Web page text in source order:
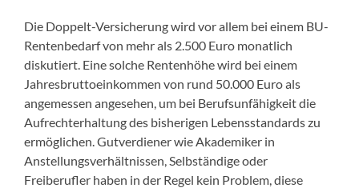
Die Doppelt-Versicherung wird vor allem bei einem BU-
Rentenbedarf von mehr als 2.500 Euro monatlich
diskutiert. Eine solche Rentenhöhe wird bei einem
Jahresbruttoeinkommen von rund 50.000 Euro als
angemessen angesehen, um bei Berufsunfähigkeit die
Aufrechterhaltung des bisherigen Lebensstandards zu
ermöglichen. Gutverdiener wie Akademiker in
Anstellungsverhältnissen, Selbständige oder
Freiberufler haben in der Regel kein Problem, diese